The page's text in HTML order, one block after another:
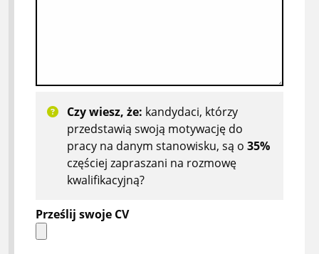
Czy wiesz, że: kandydaci, którzy
przedstawią swoją motywację do
pracy na danym stanowisku, są o 35%
częściej zapraszani na rozmowę
kwalifikacyjną?
Prześlij swoje CV